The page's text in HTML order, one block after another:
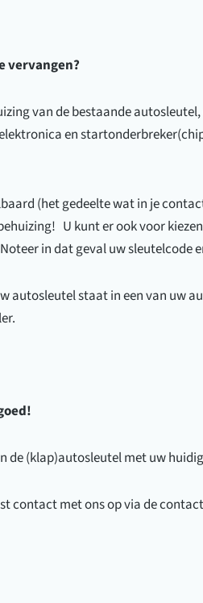
vervangen?
van de bestaande
en
(het gedeelte wat in je
U kunt er ook voor
in dat geval uw sleutelcode
autosleutel staat in een van uw
de (klap)autosleutel met uw
contact met ons op via de